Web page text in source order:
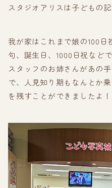
スタジオアリスは子どもの
我が家はこれまで娘の100
句、誕生日、1000日祝など
スタッフのお姉さんがあの
で、人見知り期もなんとか
を残すことができましたよ！